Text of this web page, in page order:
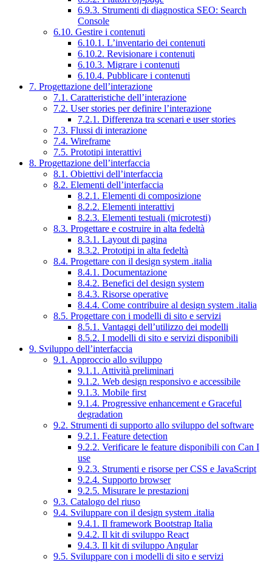
6.9.3. Strumenti di diagnostica SEO: Search
Console
6.10. Gestire i contenuti
6.10.1. L’inventario dei contenuti
6.10.2. Revisionare i contenuti
6.10.3. Migrare i contenuti
6.10.4. Pubblicare i contenuti
7. Progettazione dell’interazione
7.1. Caratteristiche dell’interazione
7.2. User stories per definire l’interazione
7.2.1. Differenza tra scenari e user stories
7.3. Flussi di interazione
7.4. Wireframe
7.5. Prototipi interattivi
8. Progettazione dell’interfaccia
8.1. Obiettivi dell’interfaccia
8.2. Elementi dell’interfaccia
8.2.1. Elementi di composizione
8.2.2. Elementi interattivi
8.2.3. Elementi testuali (microtesti)
8.3. Progettare e costruire in alta fedeltà
8.3.1. Layout di pagina
8.3.2. Prototipi in alta fedeltà
8.4. Progettare con il design system .italia
8.4.1. Documentazione
8.4.2. Benefici del design system
8.4.3. Risorse operative
8.4.4. Come contribuire al design system .italia
8.5. Progettare con i modelli di sito e servizi
8.5.1. Vantaggi dell’utilizzo dei modelli
8.5.2. I modelli di sito e servizi disponibili
9. Sviluppo dell’interfaccia
9.1. Approccio allo sviluppo
9.1.1. Attività preliminari
9.1.2. Web design responsivo e accessibile
9.1.3. Mobile first
9.1.4. Progressive enhancement e Graceful
degradation
9.2. Strumenti di supporto allo sviluppo del software
9.2.1. Feature detection
9.2.2. Verificare le feature disponibili con Can I
use
9.2.3. Strumenti e risorse per CSS e JavaScript
9.2.4. Supporto browser
9.2.5. Misurare le prestazioni
9.3. Catalogo del riuso
9.4. Sviluppare con il design system .italia
9.4.1. Il framework Bootstrap Italia
9.4.2. Il kit di sviluppo React
9.4.3. Il kit di sviluppo Angular
9.5. Sviluppare con i modelli di sito e servizi